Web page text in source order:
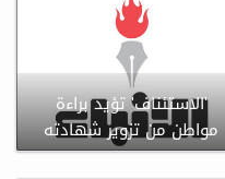
'الاستئناف' تؤيد براءة
مواطن من تزوير شهادته